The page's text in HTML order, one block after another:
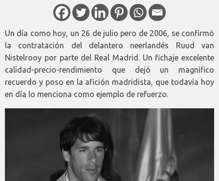
Un día como hoy, un 26 de julio pero de 2006, se confirmó
la contratación del delantero neerlandés Ruud van
Nistelrooy por parte del Real Madrid. Un fichaje excelente
calidad-precio-rendimiento que dejó un magnífico
recuerdo y poso en la afición madridista, que todavía hoy
en día lo menciona como ejemplo de refuerzo.